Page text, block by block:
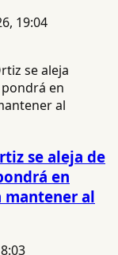
19:04
se aleja de
en
mantener al